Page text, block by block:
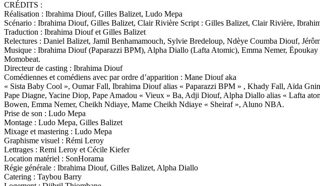
CRÉDITS :
Réalisation : Ibrahima Diouf, Gilles Balizet, Ludo Mepa
Scénario : Ibrahima Diouf, Gilles Balizet, Clair Rivière Script : Gilles Balizet, Clair Rivière,
Traduction : Ibrahima Diouf et Gilles Balizet
Relectures : Daniel Balizet, Jamil Benhamamouch, Sylvie Bredeloup, Ndèye Coumba Diouf,
Musique : Ibrahima Diouf (Paparazzi BPM), Alpha Diallo (Lafta Atomic), Emma Nemer,
Momobeat.
Directeur de casting : Ibrahima Diouf
Comédiennes et comédiens avec par ordre d’apparition : Mane Diouf aka
« Sista Baby Cool », Oumar Fall, Ibrahima Diouf alias « Paparazzi BPM » , Khady Fall, Aïda
Pape Diagne, Yacine Diop, Pape Amadou « Vieux » Ba, Adji Diouf, Alpha Diallo alias « Lafta
Bowen, Emma Nemer, Cheikh Ndiaye, Mame Cheikh Ndiaye « Sheiraf », Aluno NBA.
Prise de son : Ludo Mepa
Montage : Ludo Mepa, Gilles Balizet
Mixage et mastering : Ludo Mepa
Graphisme visuel : Rémi Leroy
Lettrages : Remi Leroy et Cécile Kiefer
Location matériel : SonHorama
Régie générale : Ibrahima Diouf, Gilles Balizet, Alpha Diallo
Catering : Taybou Barry